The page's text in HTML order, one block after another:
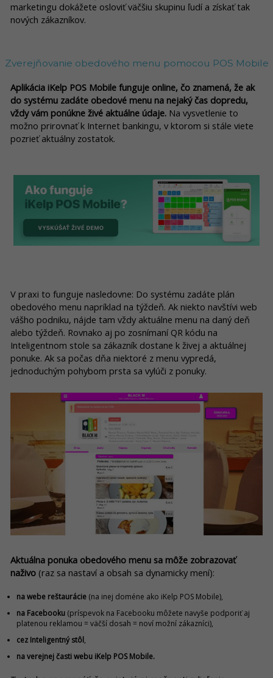
marketingu dokážete osloviť väčšiu skupinu ľudí a získať tak
nových zákazníkov.
Zverejňovanie obedového menu pomocou POS Mobile
Aplikácia iKelp POS Mobile funguje online, čo znamená, že ak
do systému zadáte obedové menu na nejaký čas dopredu,
vždy vám ponúkne živé aktuálne údaje. Na vysvetlenie to
možno prirovnať k Internet bankingu, v ktorom si stále viete
pozrieť aktuálny zostatok.
V praxi to funguje nasledovne: Do systému zadáte plán
obedového menu napríklad na týždeň. Ak niekto navštívi web
vášho podniku, nájde tam vždy aktuálne menu na daný deň
alebo týždeň. Rovnako aj po zosnímaní QR kódu na
Inteligentnom stole sa zákazník dostane k živej a aktuálnej
ponuke. Ak sa počas dňa niektoré z menu vypredá,
jednoduchým pohybom prsta sa vylúči z ponuky.
Aktuálna ponuka obedového menu sa môže zobrazovať
naživo (raz sa nastaví a obsah sa dynamicky mení):
na webe reštaurácie (na inej doméne ako iKelp POS Mobile),
na Facebooku (príspevok na Facebooku môžete navyše podporiť aj
platenou reklamou = väčší dosah = noví možní zákazníci),
cez Inteligentný stôl,
na verejnej časti webu iKelp POS Mobile.